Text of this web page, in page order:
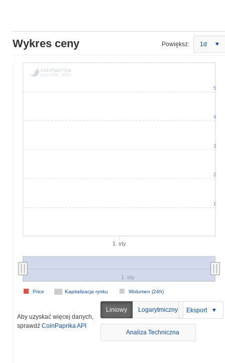
Wykres ceny Powiększ: 1d
1. sty
Kapitalizacja rynku Wolumen (24h)
Price
1. sty
1
2
3
4
5
Aby uzyskać więcej danych,
sprawdź CoinPaprika API
Liniowy Logarytmiczny Eksport
Analiza Techniczna